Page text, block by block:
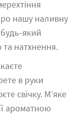
нашу наливну
який
натхнення.
в руки
свічку. М’яке
ароматною